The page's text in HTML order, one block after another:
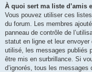
À quoi sert ma liste d’amis
Vous pouvez utiliser ces
du forum. Les membres
panneau de contrôle de
statut en ligne et leur
utilisé, les messages publiés
être mis en surbrillance. Si
d’ignorés, tous les messages